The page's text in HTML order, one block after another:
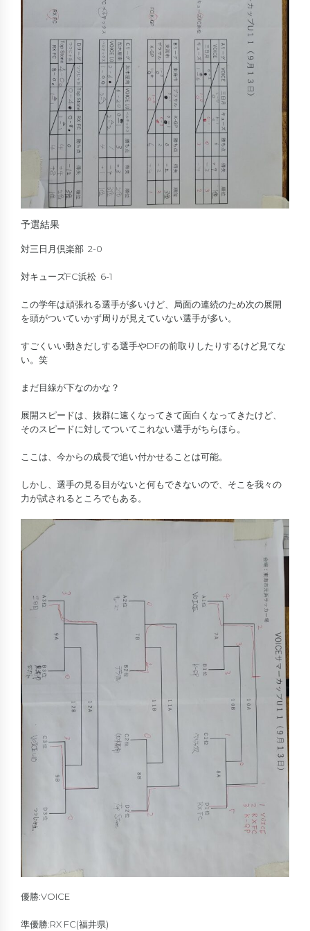
予選結果
対三日月倶楽部 2-0
対キューズFC浜松 6-1
この学年は頑張れる選手が多いけど、局面の連続のため次の展開
を頭がついていかず周りが見えていない選手が多い。
すごくいい動きだしする選手やDFの前取りしたりするけど見てな
い。笑
まだ目線が下なのかな？
展開スピードは、抜群に速くなってきて面白くなってきたけど、
そのスピードに対してついてこれない選手がちらほら。
ここは、今からの成長で追い付かせることは可能。
しかし、選手の見る目がないと何もできないので、そこを我々の
力が試されるところでもある。
優勝:VOICE
準優勝:RX FC(福井県)